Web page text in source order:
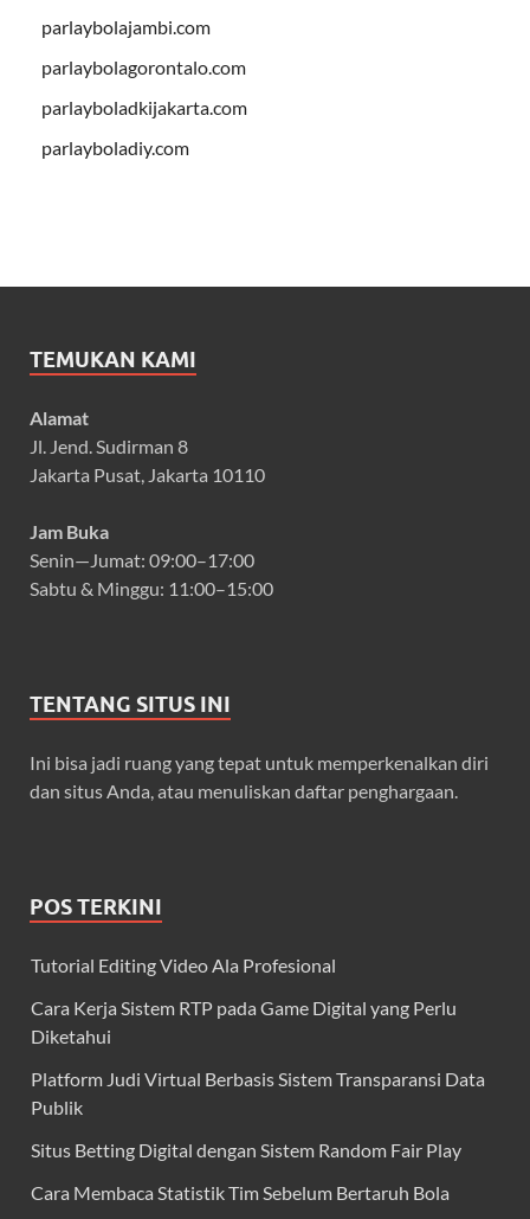
parlaybolajambi.com
parlaybolagorontalo.com
parlayboladkijakarta.com
parlayboladiy.com
TEMUKAN KAMI
Alamat
Jl. Jend. Sudirman 8
Jakarta Pusat, Jakarta 10110
Jam Buka
Senin—Jumat: 09:00–17:00
Sabtu & Minggu: 11:00–15:00
TENTANG SITUS INI
Ini bisa jadi ruang yang tepat untuk memperkenalkan diri
dan situs Anda, atau menuliskan daftar penghargaan.
POS TERKINI
Tutorial Editing Video Ala Profesional
Cara Kerja Sistem RTP pada Game Digital yang Perlu
Diketahui
Platform Judi Virtual Berbasis Sistem Transparansi Data
Publik
Situs Betting Digital dengan Sistem Random Fair Play
Cara Membaca Statistik Tim Sebelum Bertaruh Bola